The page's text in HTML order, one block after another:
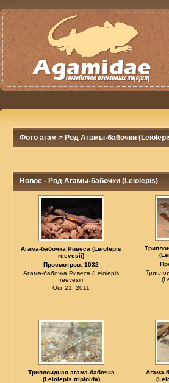
Фото агам > Род Агамы-бабочки
Новое - Род Агамы-бабочки (Leiolepis)
Агама-бабочка Ривеса (Leiolepis
reevesii)
Просмотров: 1032
Агама-бабочка Ривеса (Leiolepis
reevesii)
Окт 21, 2011
Триплоидная агама-бабочка
(Leiolepis triploida)
Агама-